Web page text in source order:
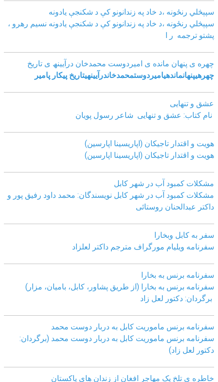
سپېڅلي رنځونه ،د خاد په زندانونو کې د شکنجې یادونه
سپېڅلي رنځونه ،د خاد په زندانونو کې د شکنجې یادونه نسیم رهرو ،
پشتو ترجمه ر ا
چھره ی پنھان مانده ی امیردوست محمدخان درآیینھ ی تاریخ
چھرهیپنھانماندهیامیردوستمحمدخاندرآیینھیتاریخ پیکار پامیر
عشق و تنهایی
نام کتاب: عشق و تنهایی شاعر رسول پویان
هویت و اقتدار تاجیکان (اپاریسینا اپارسین)
هویت و اقتدار تاجیکان (اپاریسینا اپارسین)
مشکلات کمبود آب در شهر کابل
مشکلات کمبود آب در شهر کابل نویسندگان: محمد داود رفیق پور و
داکتر عبدالحنان روستائی
سفر به کابل وبخارا
سفرنامه ویلیام مورگراف مترجم داکتر لعلزاد
سفرنامه برنس به بخارا
سفرنامه برنس به بخارا (از طریق پشاور، کابل، بامیان، مزار)
برگردان: دکتور لعل زاد
سفرنامه برنس ماموریت کابل به دربار دوست محمد
سفرنامه برنس ماموریت کابل به دربار دوست محمد (برگردان:
دکتور لعل زاد)
خاطره ی تلخ یک مھاجر افغان از زندان ھای پاکستان